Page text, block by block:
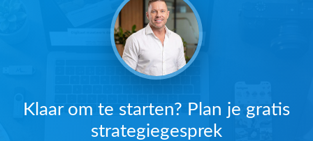
Klaar om te starten? Plan je gratis
strategiegesprek